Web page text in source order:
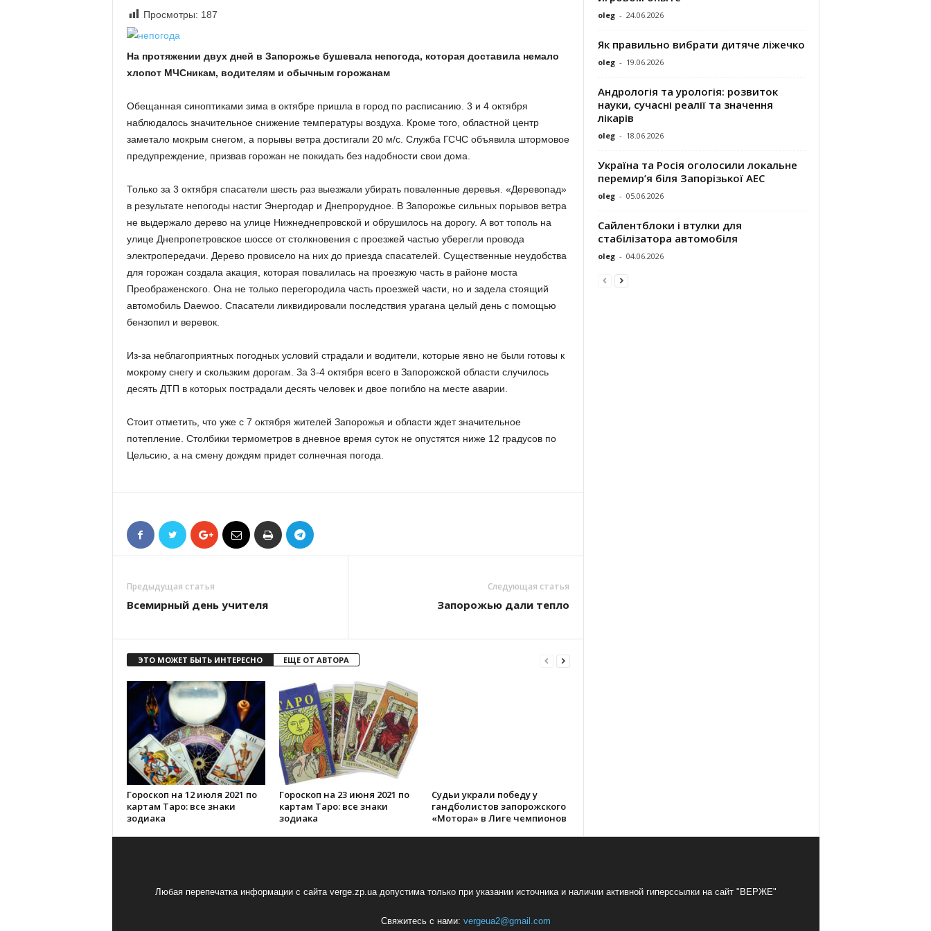
Просмотры: 187
На протяжении двух дней в Запорожье бушевала непогода, которая доставила немало
хлопот МЧСникам, водителям и обычным горожанам
Обещанная синоптиками зима в октябре пришла в город по расписанию. 3 и 4 октября
наблюдалось значительное снижение температуры воздуха. Кроме того, областной центр
заметало мокрым снегом, а порывы ветра достигали 20 м/с. Служба ГСЧС объявила штормовое
предупреждение, призвав горожан не покидать без надобности свои дома.
Только за 3 октября спасатели шесть раз выезжали убирать поваленные деревья. «Деревопад»
в результате непогоды настиг Энергодар и Днепрорудное. В Запорожье сильных порывов ветра
не выдержало дерево на улице Нижнеднепровской и обрушилось на дорогу. А вот тополь на
улице Днепропетровское шоссе от столкновения с проезжей частью уберегли провода
электропередачи. Дерево провисело на них до приезда спасателей. Существенные неудобства
для горожан создала акация, которая повалилась на проезжую часть в районе моста
Преображенского. Она не только перегородила часть проезжей части, но и задела стоящий
автомобиль Daewoo. Спасатели ликвидировали последствия урагана целый день с помощью
бензопил и веревок.
Из-за неблагоприятных погодных условий страдали и водители, которые явно не были готовы к
мокрому снегу и скользким дорогам. За 3-4 октября всего в Запорожской области случилось
десять ДТП в которых пострадали десять человек и двое погибло на месте аварии.
Стоит отметить, что уже с 7 октября жителей Запорожья и области ждет значительное
потепление. Столбики термометров в дневное время суток не опустятся ниже 12 градусов по
Цельсию, а на смену дождям придет солнечная погода.
Предыдущая статья
Всемирный день учителя
Следующая статья
Запорожью дали тепло
ЭТО МОЖЕТ БЫТЬ ИНТЕРЕСНО ЕЩЕ ОТ АВТОРА
Гороскоп на 12 июля 2021 по
картам Таро: все знаки
зодиака
Гороскоп на 23 июня 2021 по
картам Таро: все знаки
зодиака
Судьи украли победу у
гандболистов запорожского
«Мотора» в Лиге чемпионов
oleg - 24.06.2026
Як правильно вибрати дитяче ліжечко
oleg - 19.06.2026
Андрологія та урологія: розвиток
науки, сучасні реалії та значення
лікарів
oleg - 18.06.2026
Україна та Росія оголосили локальне
перемир’я біля Запорізької АЕС
oleg - 05.06.2026
Сайлентблоки і втулки для
стабілізатора автомобіля
oleg - 04.06.2026
Любая перепечатка информации с сайта verge.zp.ua допустима только при указании источника и наличии активной гиперссылки на сайт "ВЕРЖЕ"
Свяжитесь с нами: vergeua2@gmail.com